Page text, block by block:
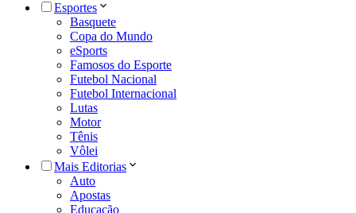
Esportes
Basquete
Copa do Mundo
eSports
Famosos do Esporte
Futebol Nacional
Futebol Internacional
Lutas
Motor
Tênis
Vôlei
Mais Editorias
Auto
Apostas
Educação